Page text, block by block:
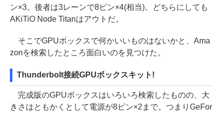
ン×3。後者は3レーンで8ピン×4(相当)。どちらにしても
AKiTiO Node Titanはアウトだ。
そこでGPUボックスで何かいいものはないかと、Ama
zonを検索したところ面白いのを見つけた。
Thunderbolt接続GPUボックスキット!
完成版のGPUボックスはいろいろ検索したものの、大
きさはともかくとして電源が8ピン×2まで。つまりGeFor